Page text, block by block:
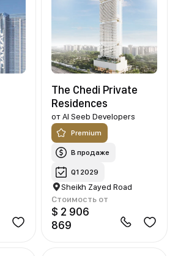
The Chedi Private
Residences
от Al Seeb Developers
Premium
В продаже
Q1 2029
Sheikh Zayed Road
Стоимость от
$ 2 906
869